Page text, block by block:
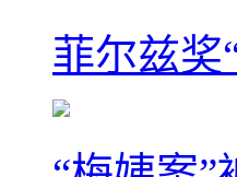
菲尔兹奖